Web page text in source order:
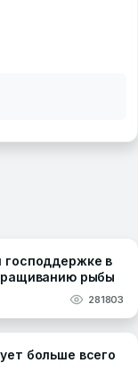
господдержке в
рыбы
281803
больше всего